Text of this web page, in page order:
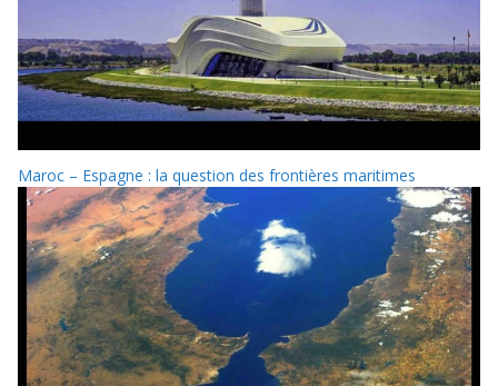
Maroc – Espagne : la question des frontières maritimes